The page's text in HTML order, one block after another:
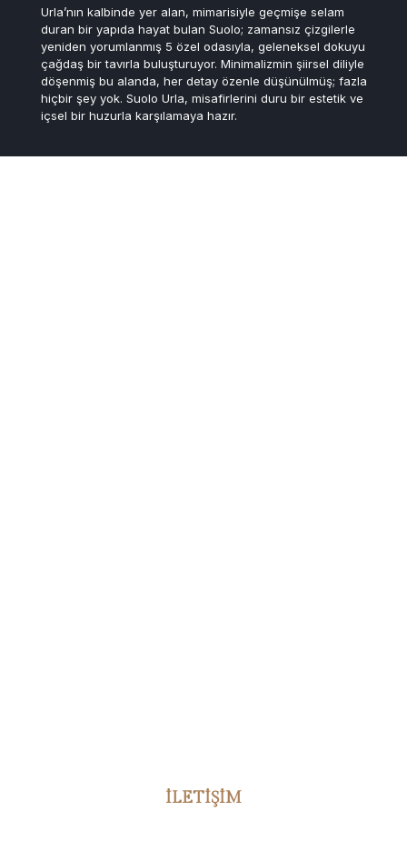
Urla’nın kalbinde yer alan, mimarisiyle geçmişe selam
duran bir yapıda hayat bulan Suolo; zamansız çizgilerle
yeniden yorumlanmış 5 özel odasıyla, geleneksel dokuyu
çağdaş bir tavırla buluşturuyor. Minimalizmin şiirsel diliyle
döşenmiş bu alanda, her detay özenle düşünülmüş; fazla
hiçbir şey yok. Suolo Urla, misafirlerini duru bir estetik ve
içsel bir huzurla karşılamaya hazır.
İLETİŞİM